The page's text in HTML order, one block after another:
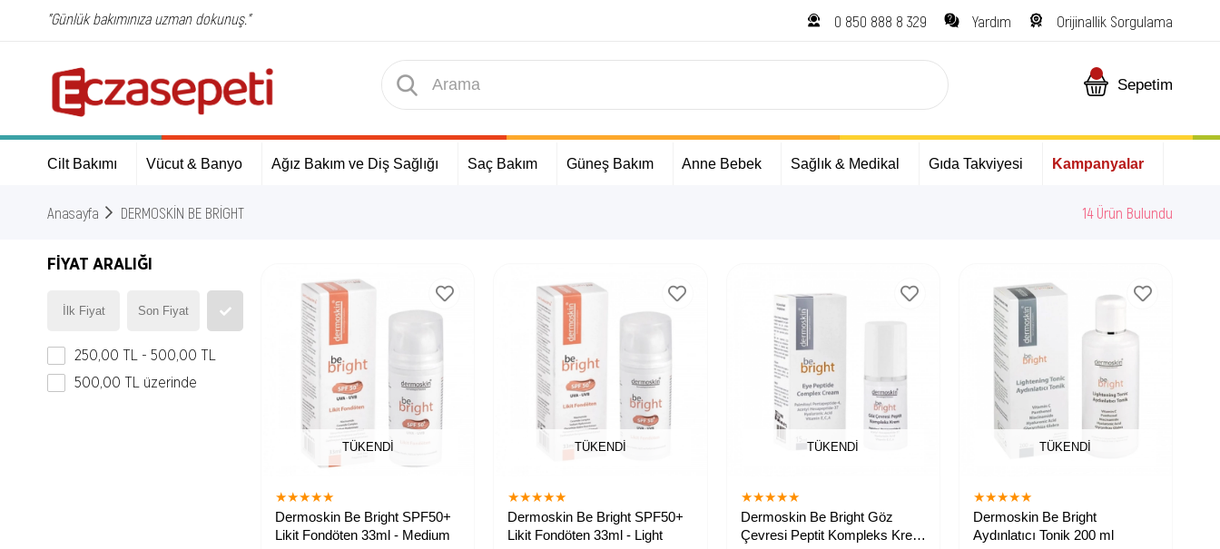
"Günlük bakımınıza uzman dokunuş." 0 850 888 8 329 Yardım Orijinallik Sorgulama
Sepetim
Cilt Bakımı Vücut & Banyo Ağız Bakım ve Diş Sağlığı Saç Bakım Güneş Bakım Anne Bebek Sağlık & Medikal Gıda Takviyesi Kampanyalar
Anasayfa DERMOSKİN BE BRİGHT 14 Ürün Bulundu
FIYAT ARALIĞI
250,00 TL - 500,00 TL
500,00 TL üzerinde
TÜKENDI
★★★★★
Dermoskin Be Bright SPF50+
Likit Fondöten 33ml - Medium
TÜKENDI
★★★★★
Dermoskin Be Bright SPF50+
Likit Fondöten 33ml - Light
TÜKENDI
★★★★★
Dermoskin Be Bright Göz
Çevresi Peptit Kompleks Krem
TÜKENDI
★★★★★
Dermoskin Be Bright
Aydınlatıcı Tonik 200 ml